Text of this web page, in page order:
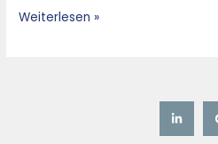
Sortingof
Weiterlesen »